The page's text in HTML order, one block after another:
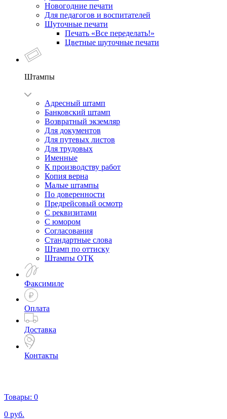
Новогодние печати
Для педагогов и воспитателей
Шуточные печати
Печать «Все переделать!»
Цветные шуточные печати
Штампы
Адресный штамп
Банковский штамп
Возвратный экземляр
Для документов
Для путевых листов
Для трудовых
Именные
К производству работ
Копия верна
Малые штампы
По доверенности
Предрейсовый осмотр
С реквизитами
С юмором
Согласования
Стандартные слова
Штамп по оттиску
Штампы ОТК
Факсимиле
Оплата
Доставка
Контакты
Товары: 0
0 руб.